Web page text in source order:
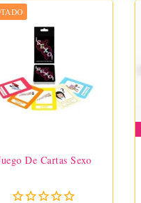
De Cartas Sexo